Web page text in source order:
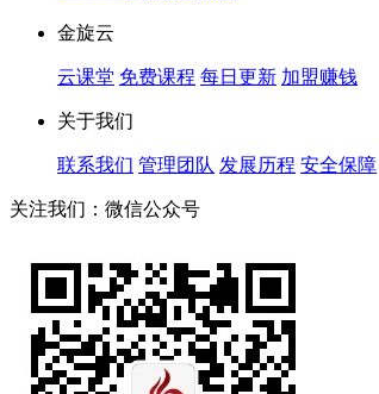
金旋云
云课堂 免费课程 每日更新 加盟赚钱
关于我们
联系我们 管理团队 发展历程 安全保障
关注我们：微信公众号